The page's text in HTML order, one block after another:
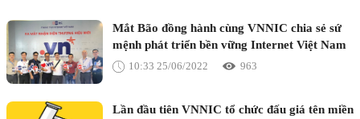
Mắt Bão đồng hành cùng VNNIC chia sẻ sứ
mệnh phát triển bền vững Internet Việt Nam
10:33 25/06/2022 963
Lần đầu tiên VNNIC tổ chức đấu giá tên miền